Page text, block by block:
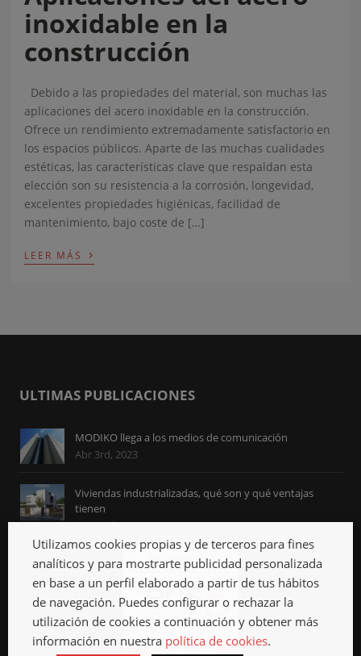
inoxidable en la
construcción
Debido a las propiedades del material, son muchas las
aplicaciones del acero inoxidable en la construcción.
Ofrece un rendimiento extremadamente satisfactorio en
los espacios públicos. Aparte de las muchas cualidades
estéticas, las características clave que respaldan esta
elección son su resistencia a la corrosión, longevidad,
excelentes propiedades higiénicas, facilidad de
mantenimiento, bajo coste de […]
LEER MÁS ›
ULTIMAS PUBLICACIONES
MODIKO llega a los medios de comunicación
Abr 3rd, 2023
Viviendas industrializadas, qué son y qué ventajas
tienen
Mar 27th, 2023
Utilizamos cookies propias y de terceros para fines
analíticos y para mostrarte publicidad personalizada
en base a un perfil elaborado a partir de tus hábitos
de navegación. Puedes configurar o rechazar la
utilización de cookies a continuación y obtener más
información en nuestra política de cookies.